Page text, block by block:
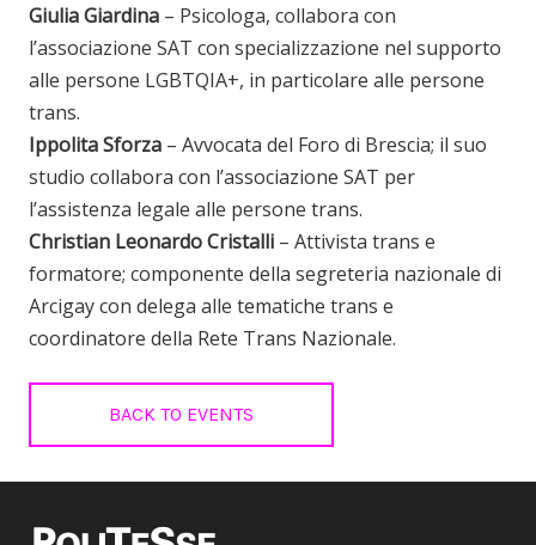
Giulia Giardina – Psicologa, collabora con
l’associazione SAT con specializzazione nel supporto
alle persone LGBTQIA+, in particolare alle persone
trans.
Ippolita Sforza – Avvocata del Foro di Brescia; il suo
studio collabora con l’associazione SAT per
l’assistenza legale alle persone trans.
Christian Leonardo Cristalli – Attivista trans e
formatore; componente della segreteria nazionale di
Arcigay con delega alle tematiche trans e
coordinatore della Rete Trans Nazionale.
BACK TO EVENTS